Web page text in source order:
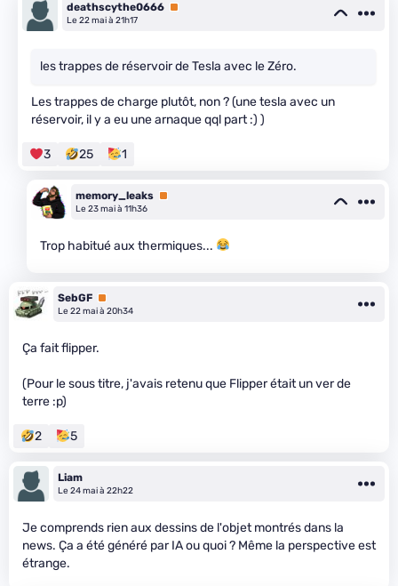
deathscythe0666 Premium
Le 22 mai à 21h17
les trappes de réservoir de Tesla avec le Zéro.
Les trappes de charge plutôt, non ? (une tesla avec un
réservoir, il y a eu une arnaque qql part :) )
3 25 1
memory_leaks Premium
Le 23 mai à 11h36
Trop habitué aux thermiques...
SebGF Premium
Le 22 mai à 20h34
Ça fait flipper.
(Pour le sous titre, j'avais retenu que Flipper était un ver de
terre :p)
2 5
Liam
Le 24 mai à 22h22
Je comprends rien aux dessins de l'objet montrés dans la
news. Ça a été généré par IA ou quoi ? Même la perspective est
étrange.